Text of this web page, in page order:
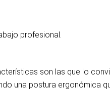
profesional.
son las que lo
una postura ergonómica